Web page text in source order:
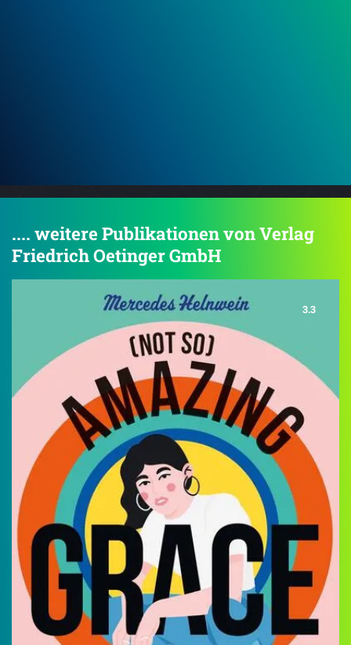
.... weitere Publikationen von Verlag
Friedrich Oetinger GmbH
3.3